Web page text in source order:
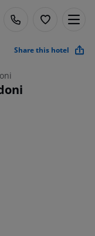
Share this hotel